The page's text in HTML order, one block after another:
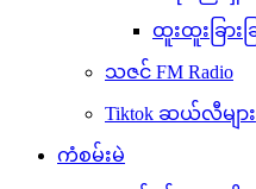
ထူးထူးခြားခ
သဇင် FM Radio
Tiktok ဆယ်လီများ
ကံစမ်းမဲ